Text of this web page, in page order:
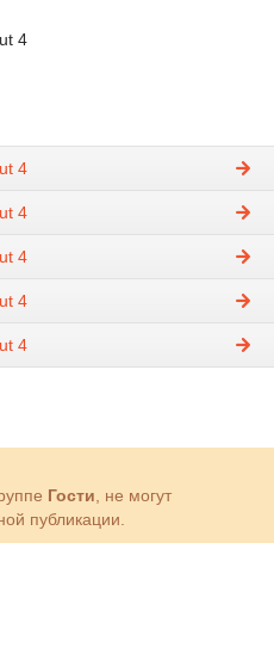
4
4
4
4
4
4
Гости , не могут
публикации.